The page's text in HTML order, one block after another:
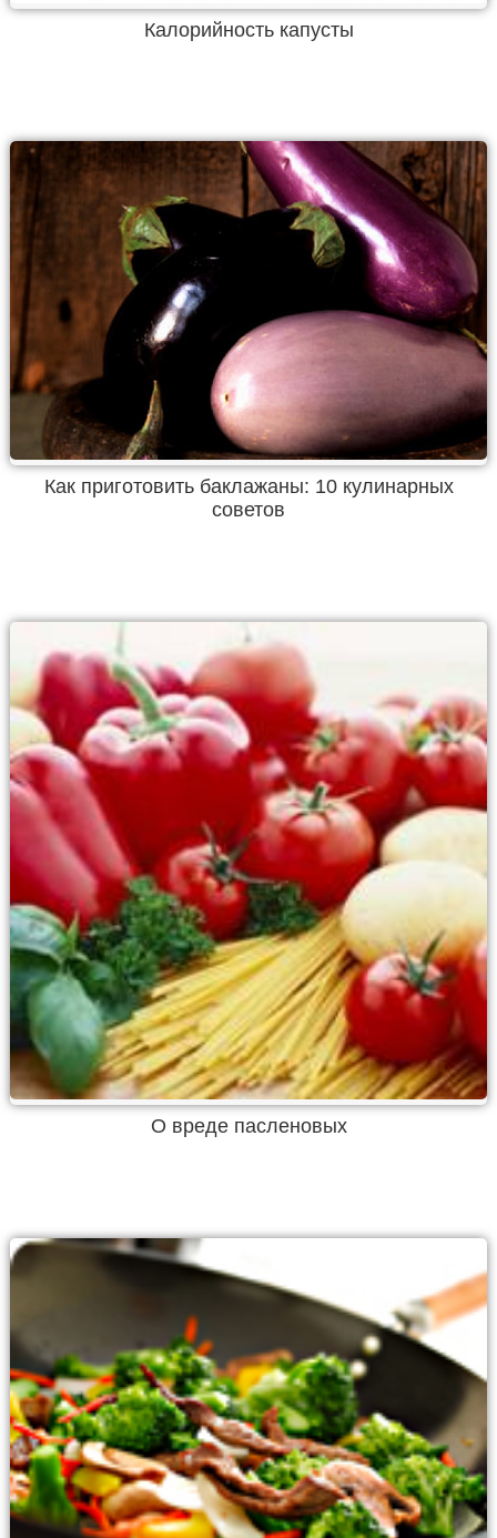
Калорийность капусты
Как приготовить баклажаны: 10 кулинарных
советов
О вреде пасленовых